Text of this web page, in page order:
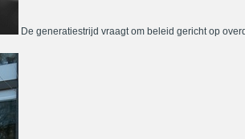
De generatiestrijd vraagt om beleid gericht op